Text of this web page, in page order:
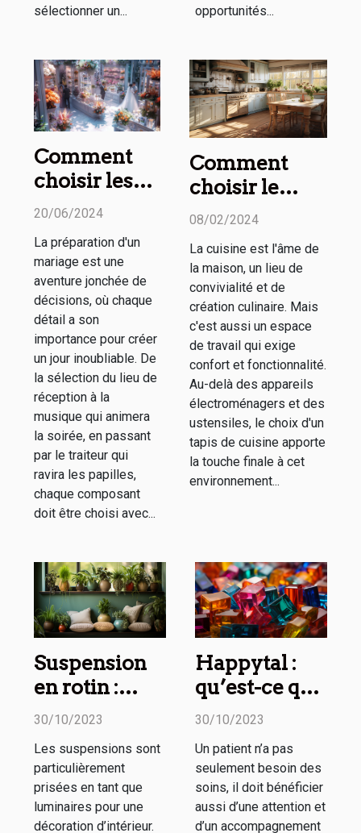
sélectionner un...
opportunités...
Comment
choisir les
meilleurs
pour chaque
aspect de
votre
mariage
20/06/2024
La préparation d'un
mariage est une
aventure jonchée de
décisions, où chaque
détail a son
importance pour créer
un jour inoubliable. De
la sélection du lieu de
réception à la
musique qui animera
la soirée, en passant
par le traiteur qui
ravira les papilles,
chaque composant
doit être choisi avec...
Comment
choisir le
tapis de
parfait pour
votre maison :
confort, style
et
fonctionnalité
08/02/2024
La cuisine est l'âme de
la maison, un lieu de
convivialité et de
création culinaire. Mais
c'est aussi un espace
de travail qui exige
confort et fonctionnalité.
Au-delà des appareils
électroménagers et des
ustensiles, le choix d'un
tapis de cuisine apporte
la touche finale à cet
environnement...
Suspension
en rotin :
comment
sa décoration
d’intérieur ?
30/10/2023
Les suspensions sont
particulièrement
prisées en tant que
luminaires pour une
décoration d’intérieur.
Happytal :
qu’est-ce que
c’est ?
30/10/2023
Un patient n’a pas
seulement besoin des
soins, il doit bénéficier
aussi d’une attention et
d’un accompagnement